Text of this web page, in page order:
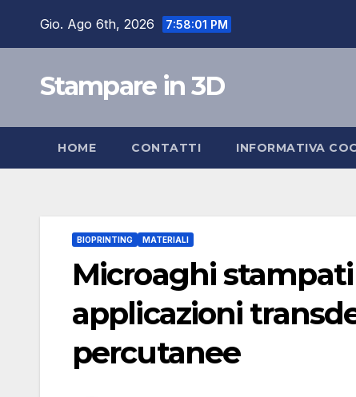
Gio. Ago 6th, 2026 7:58:02 PM
Stampare in 3D
HOME CONTATTI INFORMATIVA
BIOPRINTING MATERIALI
Microaghi
applicazioni
percutanee